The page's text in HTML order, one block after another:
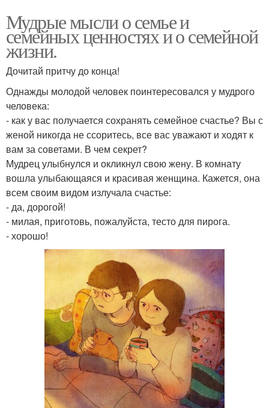
Мудрые мысли о семье и
семейных ценностях и о семейной
жизни.
Дочитай притчу до конца!
Однажды молодой человек поинтересовался у мудрого
человека:
- как у вас получается сохранять семейное счастье? Вы с
женой никогда не ссоритесь, все вас уважают и ходят к
вам за советами. В чем секрет?
Мудрец улыбнулся и окликнул свою жену. В комнату
вошла улыбающаяся и красивая женщина. Кажется, она
всем своим видом излучала счастье:
- да, дорогой!
- милая, приготовь, пожалуйста, тесто для пирога.
- хорошо!